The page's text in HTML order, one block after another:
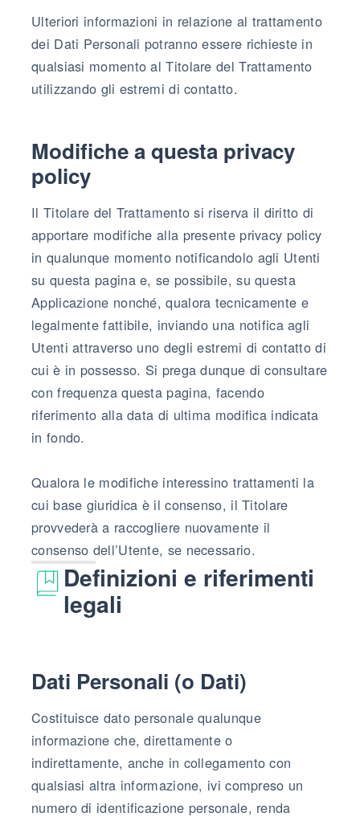
Ulteriori informazioni in relazione al trattamento
dei Dati Personali potranno essere richieste in
qualsiasi momento al Titolare del Trattamento
utilizzando gli estremi di contatto.
Modifiche a questa privacy
policy
Il Titolare del Trattamento si riserva il diritto di
apportare modifiche alla presente privacy policy
in qualunque momento notificandolo agli Utenti
su questa pagina e, se possibile, su questa
Applicazione nonché, qualora tecnicamente e
legalmente fattibile, inviando una notifica agli
Utenti attraverso uno degli estremi di contatto di
cui è in possesso. Si prega dunque di consultare
con frequenza questa pagina, facendo
riferimento alla data di ultima modifica indicata
in fondo.
Qualora le modifiche interessino trattamenti la
cui base giuridica è il consenso, il Titolare
provvederà a raccogliere nuovamente il
consenso dell’Utente, se necessario.
Definizioni e riferimenti
legali
Dati Personali (o Dati)
Costituisce dato personale qualunque
informazione che, direttamente o
indirettamente, anche in collegamento con
qualsiasi altra informazione, ivi compreso un
numero di identificazione personale, renda